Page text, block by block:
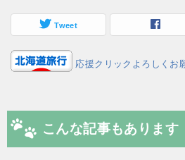
Tweet
応援クリックよろしくお
こんな記事もあります